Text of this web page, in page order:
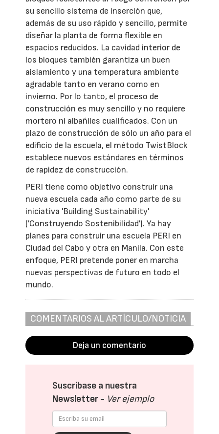
su sencillo sistema de inserción que,
además de su uso rápido y sencillo, permite
diseñar la planta de forma flexible en
espacios reducidos. La cavidad interior de
los bloques también garantiza un buen
aislamiento y una temperatura ambiente
agradable tanto en verano como en
invierno. Por lo tanto, el proceso de
construcción es muy sencillo y no requiere
mortero ni albañiles cualificados. Con un
plazo de construcción de sólo un año para el
edificio de la escuela, el método TwistBlock
establece nuevos estándares en términos
de rapidez de construcción.
PERI tiene como objetivo construir una
nueva escuela cada año como parte de su
iniciativa 'Building Sustainability'
('Construyendo Sostenibilidad'). Ya hay
planes para construir una escuela PERI en
Ciudad del Cabo y otra en Manila. Con este
enfoque, PERI pretende poner en marcha
nuevas perspectivas de futuro en todo el
mundo.
COMENTARIOS AL ARTÍCULO/NOTICIA
Deja un comentario
Suscríbase a nuestra
Newsletter - Ver ejemplo